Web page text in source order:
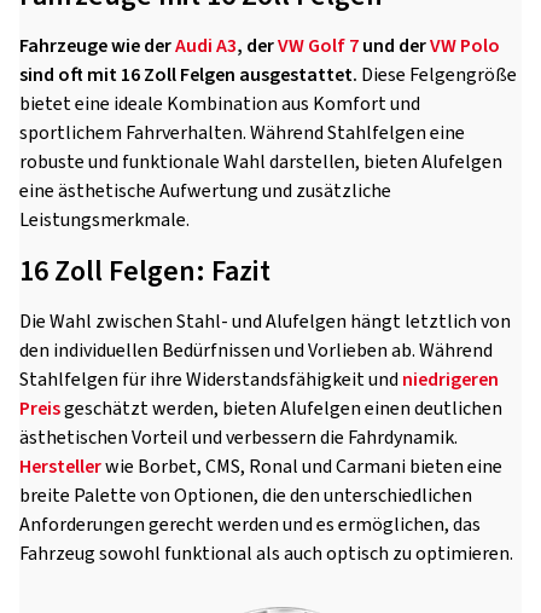
Fahrzeuge wie derAudi A3, derVW Golf 7und derVW Polo
sind oft mit 16 Zoll Felgen ausgestattet. Diese Felgengröße
bietet eine ideale Kombination aus Komfort und
sportlichem Fahrverhalten. Während Stahlfelgen eine
robuste und funktionale Wahl darstellen, bieten Alufelgen
eine ästhetische Aufwertung und zusätzliche
Leistungsmerkmale.
16 Zoll Felgen: Fazit
Die Wahl zwischen Stahl- und Alufelgen hängt letztlich von
den individuellen Bedürfnissen und Vorlieben ab. Während
Stahlfelgen für ihre Widerstandsfähigkeit und niedrigeren
Preisgeschätzt werden, bieten Alufelgen einen deutlichen
ästhetischen Vorteil und verbessern die Fahrdynamik.
Herstellerwie Borbet, CMS, Ronal und Carmani bieten eine
breite Palette von Optionen, die den unterschiedlichen
Anforderungen gerecht werden und es ermöglichen, das
Fahrzeug sowohl funktional als auch optisch zu optimieren.